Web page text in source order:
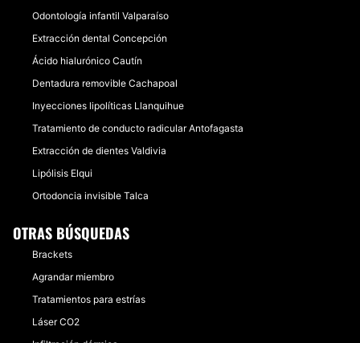
Odontología infantil Valparaíso
Extracción dental Concepción
Ácido hialurónico Cautín
Dentadura removible Cachapoal
Inyecciones lipolíticas Llanquihue
Tratamiento de conducto radicular Antofagasta
Extracción de dientes Valdivia
Lipólisis Elqui
Ortodoncia invisible Talca
OTRAS BÚSQUEDAS
Brackets
Agrandar miembro
Tratamientos para estrías
Láser CO2